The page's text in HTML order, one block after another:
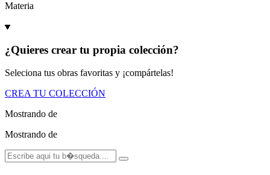
Materia
¿Quieres crear tu propia colección?
Seleciona tus obras favoritas y ¡compártelas!
CREA TU COLECCIÓN
Mostrando de
Mostrando de